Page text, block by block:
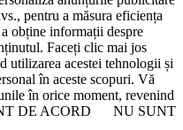
pentru a măsura eficiența
obține informații despre
Faceți clic mai jos
utilizarea acestei tehnologii și
în aceste scopuri. Vă
în orice moment, revenind
DE ACORD
NU SUNT